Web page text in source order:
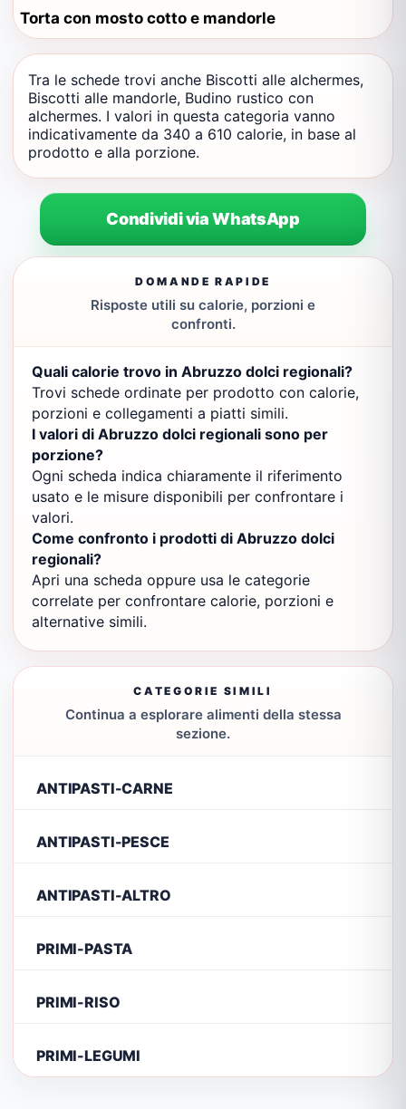
Torta con mosto cotto e mandorle
Tra le schede trovi anche Biscotti alle alchermes,
Biscotti alle mandorle, Budino rustico con
alchermes. I valori in questa categoria vanno
indicativamente da 340 a 610 calorie, in base al
prodotto e alla porzione.
Condividi via WhatsApp
DOMANDE RAPIDE
Risposte utili su calorie, porzioni e
confronti.
Quali calorie trovo in Abruzzo dolci regionali?
Trovi schede ordinate per prodotto con calorie,
porzioni e collegamenti a piatti simili.
I valori di Abruzzo dolci regionali sono per
porzione?
Ogni scheda indica chiaramente il riferimento
usato e le misure disponibili per confrontare i
valori.
Come confronto i prodotti di Abruzzo dolci
regionali?
Apri una scheda oppure usa le categorie
correlate per confrontare calorie, porzioni e
alternative simili.
CATEGORIE SIMILI
Continua a esplorare alimenti della stessa
sezione.
ANTIPASTI-CARNE
ANTIPASTI-PESCE
ANTIPASTI-ALTRO
PRIMI-PASTA
PRIMI-RISO
PRIMI-LEGUMI